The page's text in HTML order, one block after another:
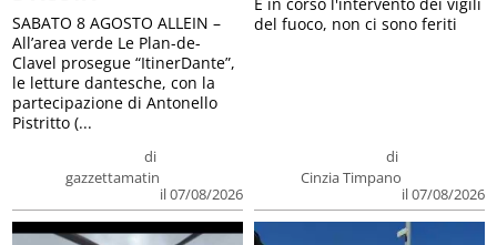
di
gazzettamatin
il 07/08/2026
SABATO 8 AGOSTO ALLEIN –
All’area verde Le Plan-de-
Clavel prosegue “ItinerDante”,
le letture dantesche, con la
partecipazione di Antonello
Pistritto (...
di
Cinzia Timpano
il 07/08/2026
del fuoco, non ci sono feriti